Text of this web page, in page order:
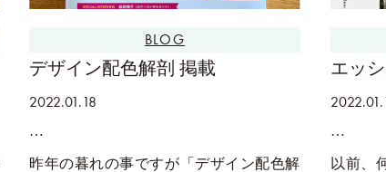
BLOG
デザイン配色解剖 掲載
2022.01.18
昨年の暮れの事ですが「デザイン配色解
エッ
以前、